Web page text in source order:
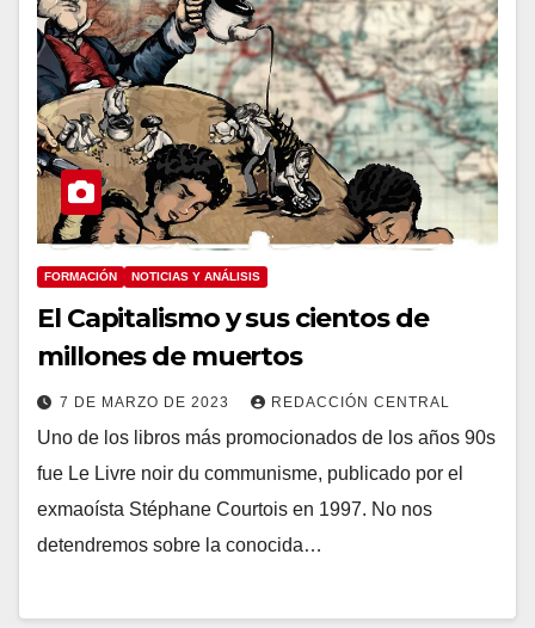
FORMACIÓN NOTICIAS Y ANÁLISIS
El Capitalismo y sus cientos de
millones de muertos
7 DE MARZO DE 2023 REDACCIÓN CENTRAL
Uno de los libros más promocionados de los años 90s
fue Le Livre noir du communisme, publicado por el
exmaoísta Stéphane Courtois en 1997. No nos
detendremos sobre la conocida…